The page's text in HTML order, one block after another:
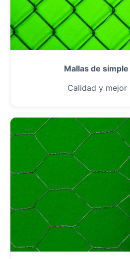
Mallas de
Calidad y mejor